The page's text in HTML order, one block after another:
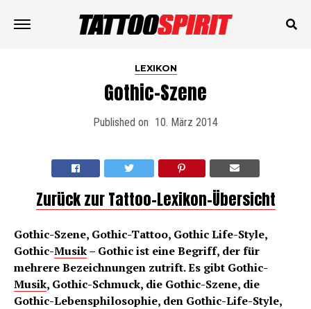
LEXIKON
Gothic-Szene
Published on 10. März 2014
Zurück zur Tattoo-Lexikon-Übersicht
Gothic-Szene, Gothic-Tattoo, Gothic Life-Style,
Gothic-Musik– Gothic ist eine Begriff, der für
mehrere Bezeichnungen zutrift. Es gibt Gothic-
Musik, Gothic-Schmuck, die Gothic-Szene, die
Gothic-Lebensphilosophie, den Gothic-Life-Style,